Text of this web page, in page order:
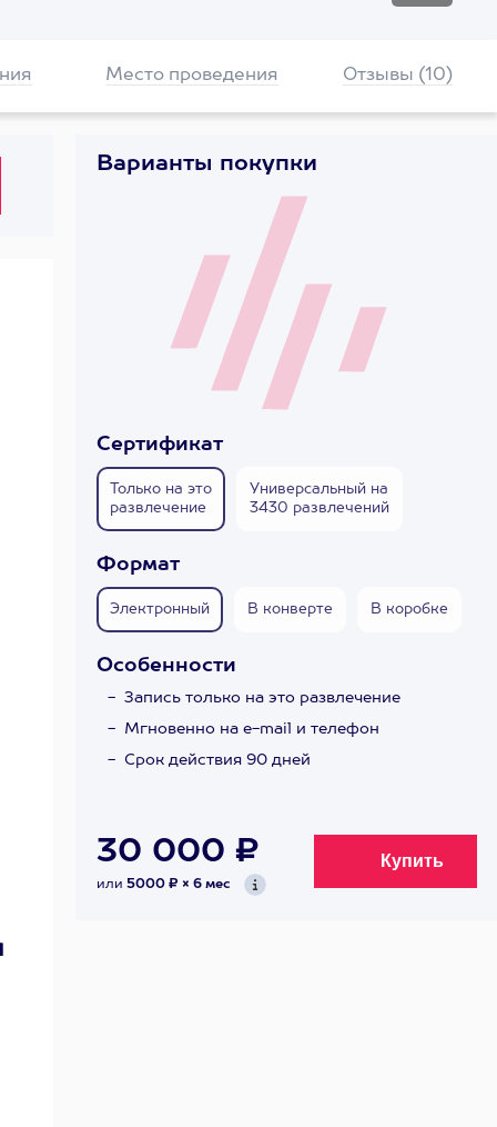
Место проведения Отзывы (10)
Варианты покупки
Сертификат
Только на это
развлечение
Универсальный на
3430 развлечений
Формат
Электронный В конверте В коробке
Особенности
Запись только на это развлечение
Мгновенно на e-mail и телефон
Срок действия 90 дней
30 000 ₽
или 5000 ₽ × 6 мес